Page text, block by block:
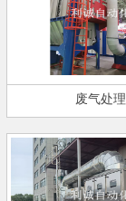
废气处理